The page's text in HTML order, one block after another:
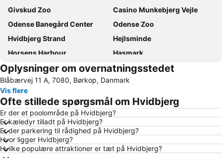
Givskud Zoo
Casino Munkebjerg Vejle
Odense Banegård Center
Odense Zoo
Hvidbjerg Strand
Hejlsminde
Horsens Harbour
Hasmark
Fredericia Boat Show
Saksild
H C Andersen Julemarkedet
Odense Domkirke
Hvidbjerg Strand
Hans Christian Andersen Hus
Vejlby Fed
Hans Christian Andersen Airport
HC Andersen Haven - Eventyrhaven
Brandts
Tarup Center
Binderup
Sanct Albani Kirke
Oplysninger om overnatningsstedet
Blåbærvej 11 A, 7080, Børkop, Danmark
Vis flere
Ofte stillede spørgsmål om Hvidbjerg
Er der et poolområde på Hvidbjerg?
Er kæledyr tilladt på Hvidbjerg?
Er der parkering til rådighed på Hvidbjerg?
Hvor ligger Hvidbjerg?
Hvilke populære attraktioner er tæt på Hvidbjerg?